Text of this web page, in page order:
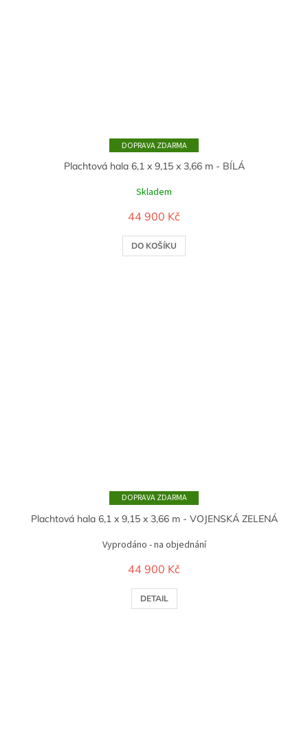
ZDARMA
Plachtová hala 6,1 x 9,15 x 3,66 m - BÍLÁ
Skladem
44 900 Kč
DO KOŠÍKU
ZDARMA
Plachtová hala 6,1 x 9,15 x 3,66 m - VOJENSKÁ ZELENÁ
Vyprodáno - na objednání
44 900 Kč
DETAIL